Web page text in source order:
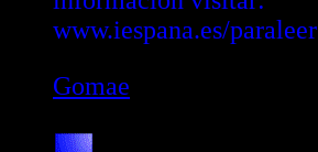
www.iespana.es/paraleer
Gomae